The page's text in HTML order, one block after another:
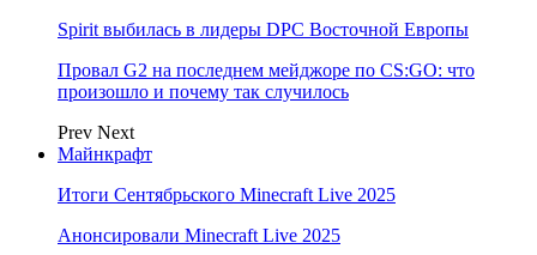
Spirit выбилась в лидеры DPC Восточной Европы
Провал G2 на последнем мейджоре по CS:GO: что
произошло и почему так случилось
Prev Next
Майнкрафт
Итоги Сентябрьского Minecraft Live 2025
Анонсировали Minecraft Live 2025